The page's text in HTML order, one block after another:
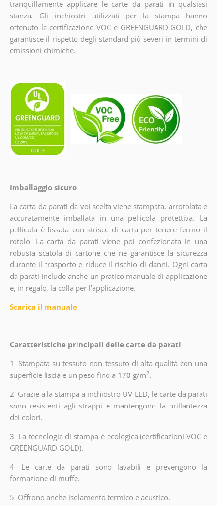
tranquillamente applicare le carte da parati in qualsiasi
stanza. Gli inchiostri utilizzati per la stampa hanno
ottenuto la certificazione VOC e GREENGUARD GOLD, che
garantisce il rispetto degli standard più severi in termini di
emissioni chimiche.
Imballaggio sicuro
La carta da parati da voi scelta viene stampata, arrotolata e
accuratamente imballata in una pellicola protettiva. La
pellicola è fissata con strisce di carta per tenere fermo il
rotolo. La carta da parati viene poi confezionata in una
robusta scatola di cartone che ne garantisce la sicurezza
durante il trasporto e riduce il rischio di danni. Ogni carta
da parati include anche un pratico manuale di applicazione
e, in regalo, la colla per l’applicazione.
Scarica il manuale
Caratteristiche principali delle carte da parati
1. Stampata su tessuto non tessuto di alta qualità con una
superficie liscia e un peso fino a 170 g/m2.
2. Grazie alla stampa a inchiostro UV-LED, le carte da parati
sono resistenti agli strappi e mantengono la brillantezza
dei colori.
3. La tecnologia di stampa è ecologica (certificazioni VOC e
GREENGUARD GOLD).
4. Le carte da parati sono lavabili e prevengono la
formazione di muffe.
5. Offrono anche isolamento termico e acustico.